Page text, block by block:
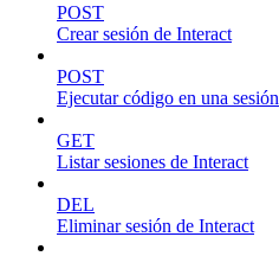
POST
Crear sesión de Interact
POST
Ejecutar código en una sesión
GET
Listar sesiones de Interact
DEL
Eliminar sesión de Interact